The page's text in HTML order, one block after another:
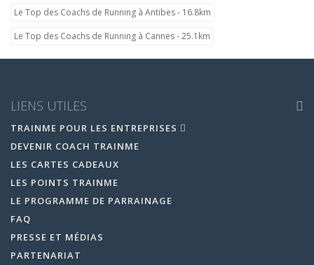
Le Top des Coachs de Running à Antibes - 16.8km
Le Top des Coachs de Running à Cannes - 25.1km
LIENS UTILES
TRAINME POUR LES ENTREPRISES
DEVENIR COACH TRAINME
LES CARTES CADEAUX
LES POINTS TRAINME
LE PROGRAMME DE PARRAINAGE
FAQ
PRESSE ET MÉDIAS
PARTENARIAT